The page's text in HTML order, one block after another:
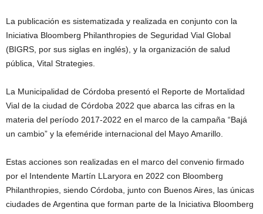
La publicación es sistematizada y realizada en conjunto con la
Iniciativa Bloomberg Philanthropies de Seguridad Vial Global
(BIGRS, por sus siglas en inglés), y la organización de salud
pública, Vital Strategies.
La Municipalidad de Córdoba presentó el Reporte de Mortalidad
Vial de la ciudad de Córdoba 2022 que abarca las cifras en la
materia del período 2017-2022 en el marco de la campaña “Bajá
un cambio” y la efeméride internacional del Mayo Amarillo.
Estas acciones son realizadas en el marco del convenio firmado
por el Intendente Martín LLaryora en 2022 con Bloomberg
Philanthropies, siendo Córdoba, junto con Buenos Aires, las únicas
ciudades de Argentina que forman parte de la Iniciativa Bloomberg